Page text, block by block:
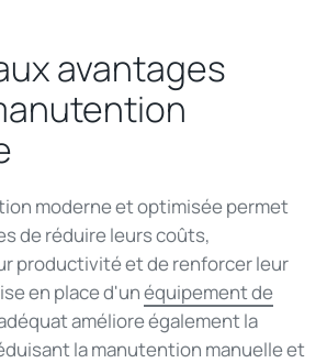
avantages
moderne et optimisée permet
de réduire leurs coûts,
productivité et de renforcer leur
en place d'unéquipement de
améliore également la
la manutention manuelle et